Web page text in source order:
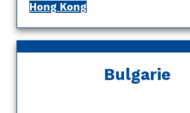
Hong Kong
Bulgarie